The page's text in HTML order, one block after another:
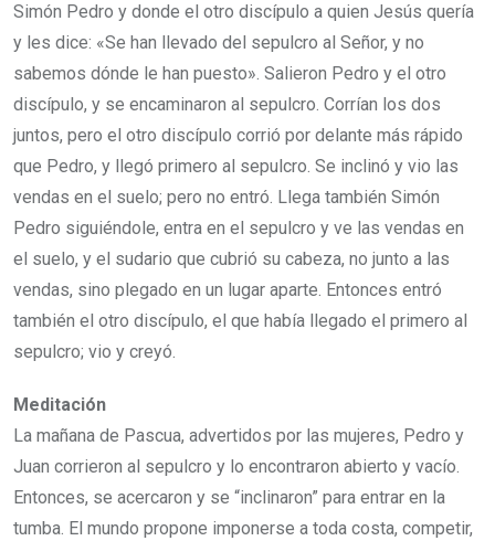
Simón Pedro y donde el otro discípulo a quien Jesús quería
y les dice: «Se han llevado del sepulcro al Señor, y no
sabemos dónde le han puesto». Salieron Pedro y el otro
discípulo, y se encaminaron al sepulcro. Corrían los dos
juntos, pero el otro discípulo corrió por delante más rápido
que Pedro, y llegó primero al sepulcro. Se inclinó y vio las
vendas en el suelo; pero no entró. Llega también Simón
Pedro siguiéndole, entra en el sepulcro y ve las vendas en
el suelo, y el sudario que cubrió su cabeza, no junto a las
vendas, sino plegado en un lugar aparte. Entonces entró
también el otro discípulo, el que había llegado el primero al
sepulcro; vio y creyó.
Meditación
La mañana de Pascua, advertidos por las mujeres, Pedro y
Juan corrieron al sepulcro y lo encontraron abierto y vacío.
Entonces, se acercaron y se “inclinaron” para entrar en la
tumba. El mundo propone imponerse a toda costa, competir,